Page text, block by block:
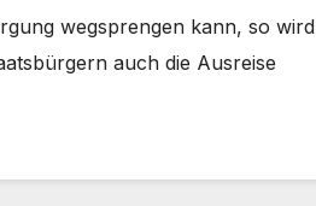
wegsprengen kann, so wird
auch die Ausreise